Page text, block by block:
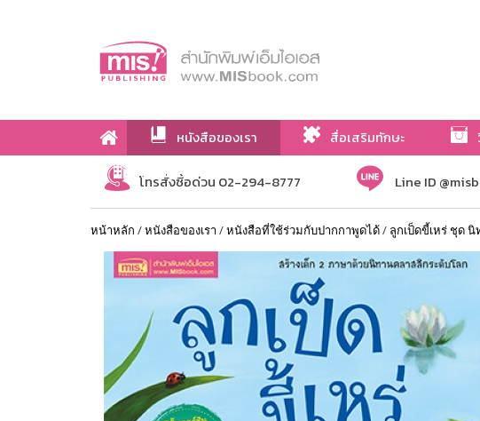
หนังสือของเรา สื่อเสริมทักษะ
เกี่ยวกับเรา
โทรสั่งซื้อด่วน 02-294-8777 Line ID
หน้าหลัก /หนังสือของเรา /หนังสือที่ใช้ร่วมกับปากกาพูดได้/ ลูกเป็ดขี้เหร่ ชุด